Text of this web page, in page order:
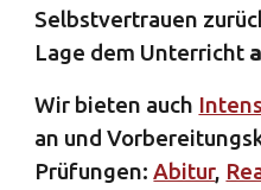
Selbstvertrauen
Lage dem Unterricht
Wir bieten auch
an und
Prüfungen:Abitur,